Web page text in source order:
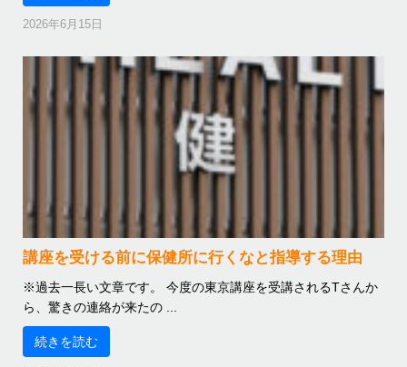
2026年6月15日
講座を受ける前に保健所に行くなと指導する理由
※過去一長い文章です。 今度の東京講座を受講されるTさんか
ら、驚きの連絡が来たの ...
続きを読む